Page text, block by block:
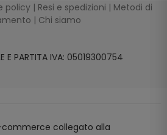
policy | Resi e spedizioni | Metodi di
| Chi siamo
E PARTITA IVA: 05019300754
collegato alla